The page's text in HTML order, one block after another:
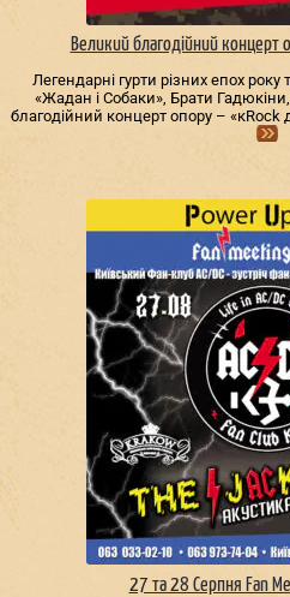
Великий благодійний концерт
Легендарні гурти різних епох
«Жадан і Собаки», Брати
благодійний концерт опору – «кRock
27 та 28 Серпня Fan